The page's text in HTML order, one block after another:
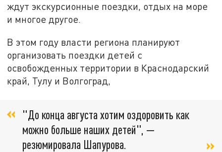
ждут экскурсионные поездки, отдых на море
и многое другое.
В этом году власти региона планируют
организовать поездки детей с
освобожденных территории в Краснодарский
край, Тулу и Волгоград,
"До конца августа хотим оздоровить как
можно больше наших детей", —
резюмировала Шапурова.